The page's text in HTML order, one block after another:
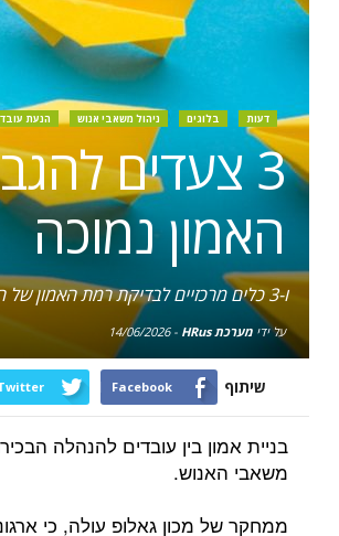
דעות בלוגים ניהול משאבי אנוש הנעת
3 צעדים
האמון נמוכה
ו-3 כלים מרכזיים לבדיקת רמת האמון של העובדים בהנהלה
על ידימערכת HRus -
14/06/2026
שיתוף Facebook
בניית אמון בין עובדים להנהלה
משאבי האנוש.